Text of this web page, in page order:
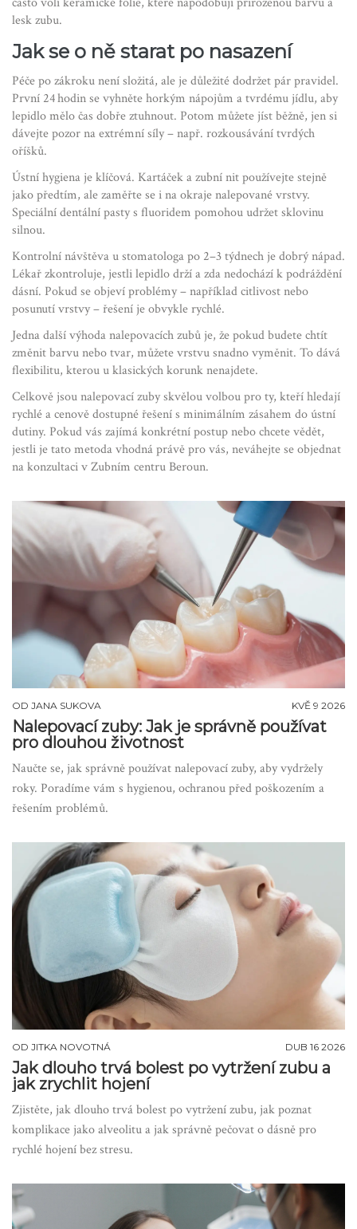
lesk zubu.
Jak se o ně starat po nasazení
Péče po zákroku není složitá, ale je důležité dodržet pár pravidel.
První 24 hodin se vyhněte horkým nápojům a tvrdému jídlu, aby
lepidlo mělo čas dobře ztuhnout. Potom můžete jíst běžně, jen si
dávejte pozor na extrémní síly – např. rozkousávání tvrdých
oříšků.
Ústní hygiena je klíčová. Kartáček a zubní nit používejte stejně
jako předtím, ale zaměřte se i na okraje nalepované vrstvy.
Speciální dentální pasty s fluoridem pomohou udržet sklovinu
silnou.
Kontrolní návštěva u stomatologa po 2–3 týdnech je dobrý nápad.
Lékař zkontroluje, jestli lepidlo drží a zda nedochází k podráždění
dásní. Pokud se objeví problémy – například citlivost nebo
posunutí vrstvy – řešení je obvykle rychlé.
Jedna další výhoda nalepovacích zubů je, že pokud budete chtít
změnit barvu nebo tvar, můžete vrstvu snadno vyměnit. To dává
flexibilitu, kterou u klasických korunk nenajdete.
Celkově jsou nalepovací zuby skvělou volbou pro ty, kteří hledají
rychlé a cenově dostupné řešení s minimálním zásahem do ústní
dutiny. Pokud vás zajímá konkrétní postup nebo chcete vědět,
jestli je tato metoda vhodná právě pro vás, neváhejte se objednat
na konzultaci v Zubním centru Beroun.
OD JANA SUKOVA KVĚ 9 2026
Nalepovací zuby: Jak je správně používat
pro dlouhou životnost
Naučte se, jak správně používat nalepovací zuby, aby vydržely
roky. Poradíme vám s hygienou, ochranou před poškozením a
řešením problémů.
OD JITKA NOVOTNÁ DUB 16 2026
Jak dlouho trvá bolest po vytržení zubu a
jak zrychlit hojení
Zjistěte, jak dlouho trvá bolest po vytržení zubu, jak poznat
komplikace jako alveolitu a jak správně pečovat o dásně pro
rychlé hojení bez stresu.